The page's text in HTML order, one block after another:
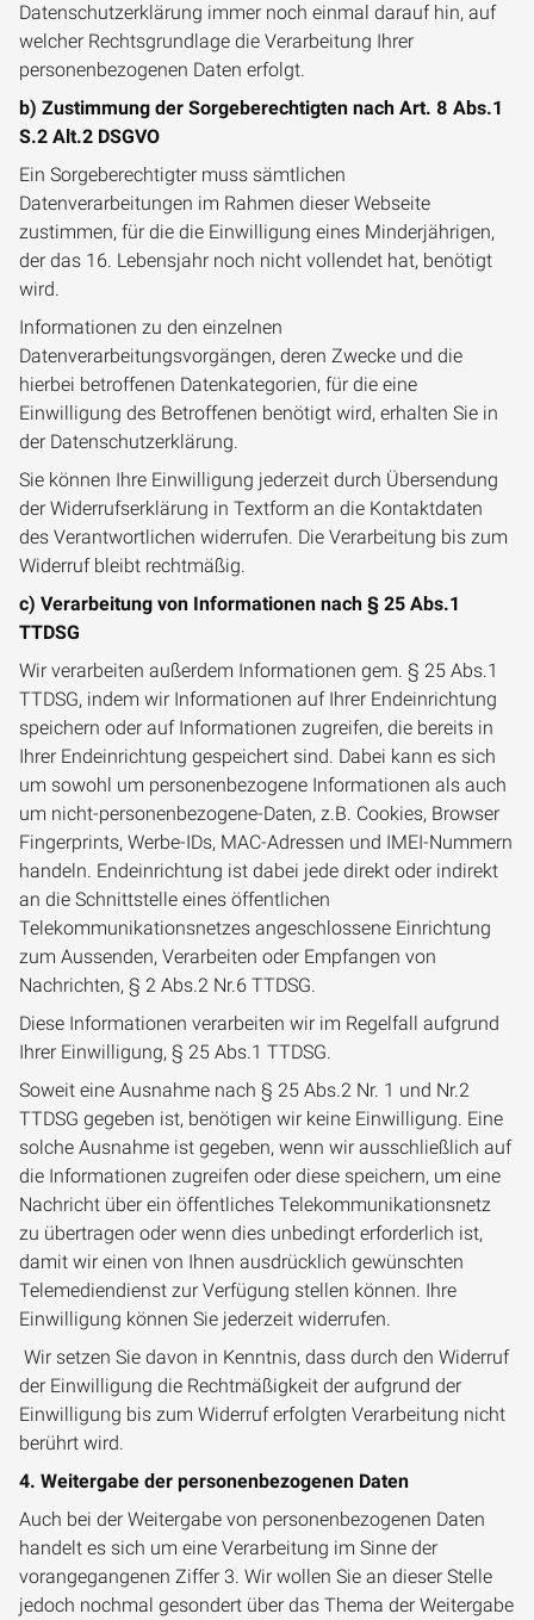
Datenschutzerklärung immer noch einmal darauf hin, auf
welcher Rechtsgrundlage die Verarbeitung Ihrer
personenbezogenen Daten erfolgt.
b) Zustimmung der Sorgeberechtigten nach Art. 8 Abs.1
S.2 Alt.2 DSGVO
Ein Sorgeberechtigter muss sämtlichen
Datenverarbeitungen im Rahmen dieser Webseite
zustimmen, für die die Einwilligung eines Minderjährigen,
der das 16. Lebensjahr noch nicht vollendet hat, benötigt
wird.
Informationen zu den einzelnen
Datenverarbeitungsvorgängen, deren Zwecke und die
hierbei betroffenen Datenkategorien, für die eine
Einwilligung des Betroffenen benötigt wird, erhalten Sie in
der Datenschutzerklärung.
Sie können Ihre Einwilligung jederzeit durch Übersendung
der Widerrufserklärung in Textform an die Kontaktdaten
des Verantwortlichen widerrufen. Die Verarbeitung bis zum
Widerruf bleibt rechtmäßig.
c) Verarbeitung von Informationen nach § 25 Abs.1
TTDSG
Wir verarbeiten außerdem Informationen gem. § 25 Abs.1
TTDSG, indem wir Informationen auf Ihrer Endeinrichtung
speichern oder auf Informationen zugreifen, die bereits in
Ihrer Endeinrichtung gespeichert sind. Dabei kann es sich
um sowohl um personenbezogene Informationen als auch
um nicht-personenbezogene-Daten, z.B. Cookies, Browser
Fingerprints, Werbe-IDs, MAC-Adressen und IMEI-Nummern
handeln. Endeinrichtung ist dabei jede direkt oder indirekt
an die Schnittstelle eines öffentlichen
Telekommunikationsnetzes angeschlossene Einrichtung
zum Aussenden, Verarbeiten oder Empfangen von
Nachrichten, § 2 Abs.2 Nr.6 TTDSG.
Diese Informationen verarbeiten wir im Regelfall aufgrund
Ihrer Einwilligung, § 25 Abs.1 TTDSG.
Soweit eine Ausnahme nach § 25 Abs.2 Nr. 1 und Nr.2
TTDSG gegeben ist, benötigen wir keine Einwilligung. Eine
solche Ausnahme ist gegeben, wenn wir ausschließlich auf
die Informationen zugreifen oder diese speichern, um eine
Nachricht über ein öffentliches Telekommunikationsnetz
zu übertragen oder wenn dies unbedingt erforderlich ist,
damit wir einen von Ihnen ausdrücklich gewünschten
Telemediendienst zur Verfügung stellen können. Ihre
Einwilligung können Sie jederzeit widerrufen.
Wir setzen Sie davon in Kenntnis, dass durch den Widerruf
der Einwilligung die Rechtmäßigkeit der aufgrund der
Einwilligung bis zum Widerruf erfolgten Verarbeitung nicht
berührt wird.
4. Weitergabe der personenbezogenen Daten
Auch bei der Weitergabe von personenbezogenen Daten
handelt es sich um eine Verarbeitung im Sinne der
vorangegangenen Ziffer 3. Wir wollen Sie an dieser Stelle
jedoch nochmal gesondert über das Thema der Weitergabe